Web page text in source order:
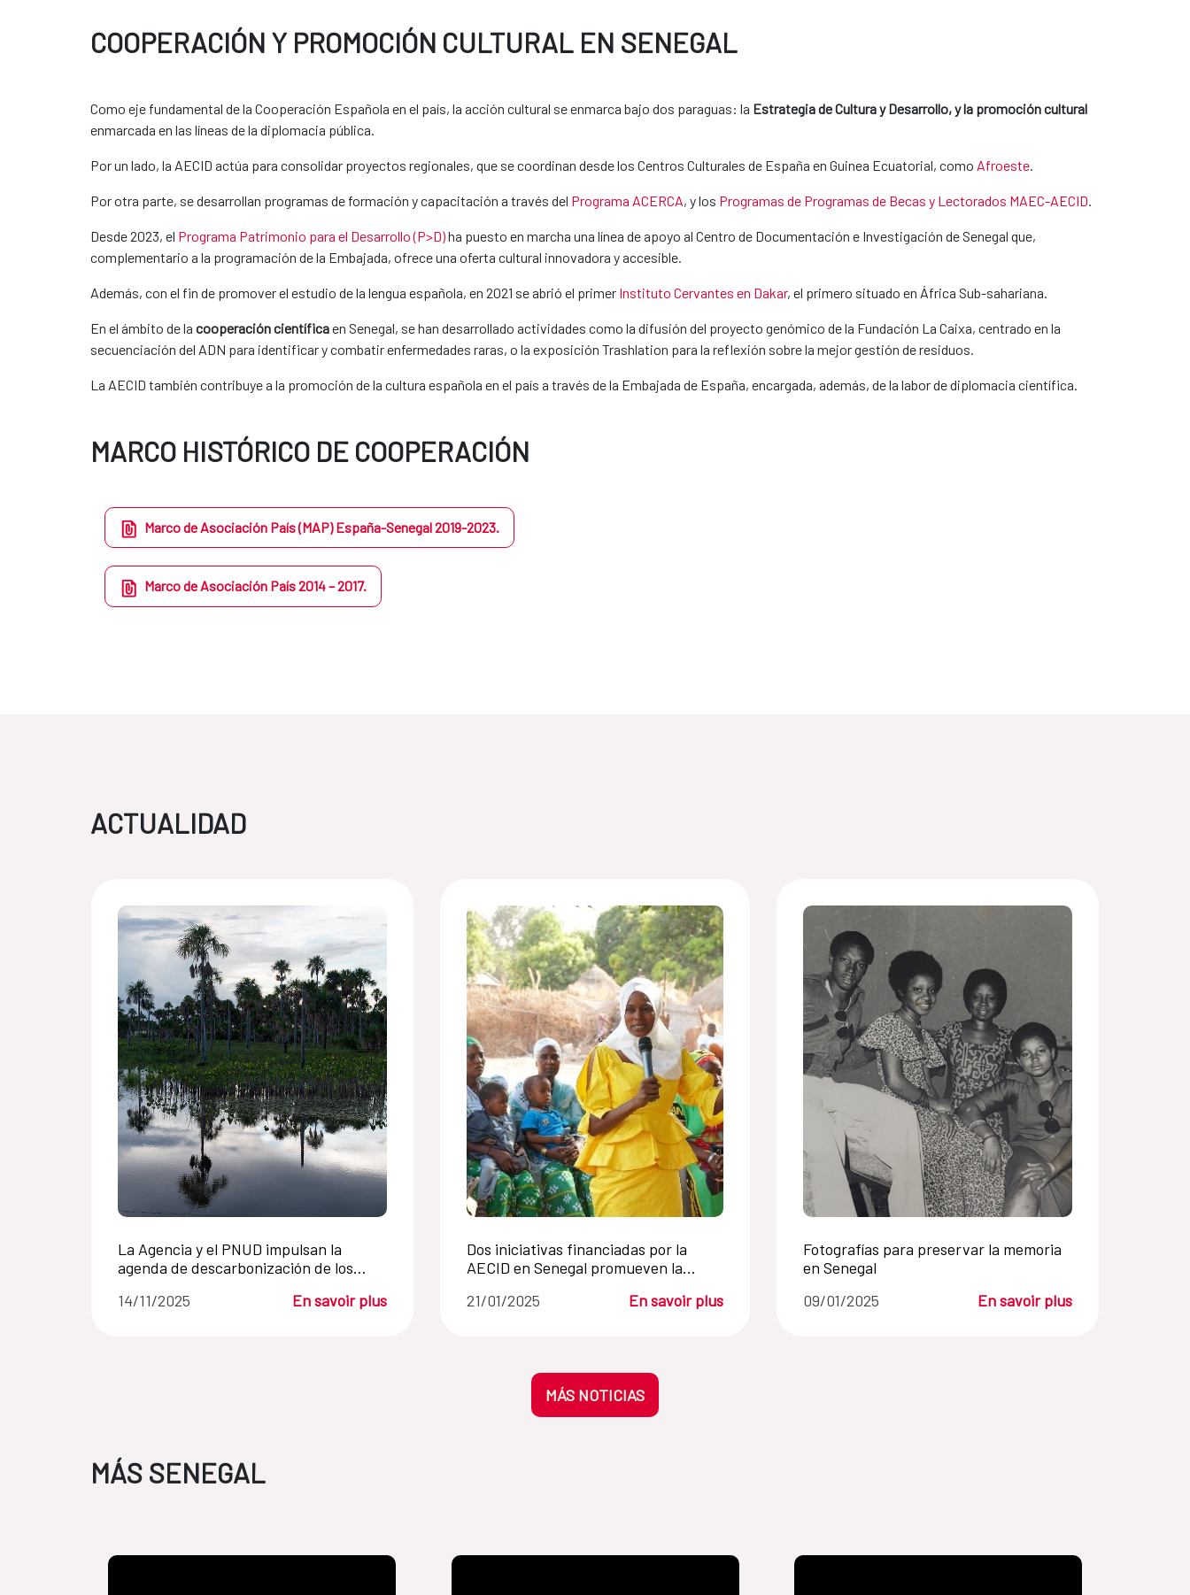
COOPERACIÓN Y PROMOCIÓN CULTURAL EN SENEGAL
Como eje fundamental de la Cooperación Española en el país, la acción cultural se enmarca bajo dos paraguas: la Estrategia de Cultura y Desarrollo, y la promoción cultural
enmarcada en las líneas de la diplomacia pública.
Por un lado, la AECID actúa para consolidar proyectos regionales, que se coordinan desde los Centros Culturales de España en Guinea Ecuatorial, como Afroeste
Por otra parte, se desarrollan programas de formación y capacitación a través del Programa ACERCA, y los Programas de Programas de Becas y Lectorados MAEC-AECID
Desde 2023, el Programa Patrimonio para el Desarrollo (P>D)ha puesto en marcha una línea de apoyo al Centro de Documentación e Investigación de Senegal que,
complementario a la programación de la Embajada, ofrece una oferta cultural innovadora y accesible.
Además, con el fin de promover el estudio de la lengua española, en 2021 se abrió el primer Instituto Cervantes en Dakar, el primero situado en África Sub-sahariana.
En el ámbito de la cooperación científicaen Senegal, se han desarrollado actividades como la difusión del proyecto genómico de la Fundación La Caixa, centrado en la
secuenciación del ADN para identificar y combatir enfermedades raras, o la exposición Trashlation para la reflexión sobre la mejor gestión de residuos.
La AECID también contribuye a la promoción de la cultura española en el país a través de la Embajada de España, encargada, además, de la labor de diplomacia científica.
MARCO HISTÓRICO DE COOPERACIÓN
Marco de Asociación País (MAP) España-Senegal 2019-2023.
Marco de Asociación País 2014 – 2017.
ACTUALIDAD
La Agencia y el PNUD impulsan la
agenda de descarbonización de los
climático
14/11/2025 En savoir plus
Dos iniciativas financiadas por la
AECID en Senegal promueven la
en la región de Kolda
21/01/2025 En savoir plus
Fotografías para preservar la memoria
en Senegal
09/01/2025
En savoir plus
MÁS NOTICIAS
MÁS SENEGAL